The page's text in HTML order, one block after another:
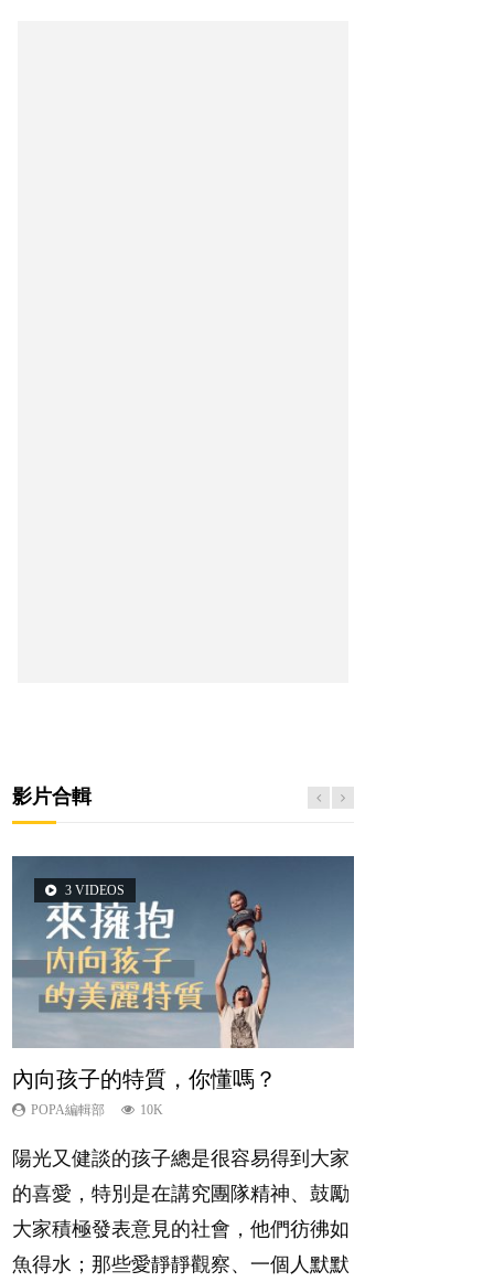
影片合輯
3 VIDEOS
內向孩子的特質，你懂嗎？
POPA編輯部 10K
陽光又健談的孩子總是很容易得到大家
的喜愛，特別是在講究團隊精神、鼓勵
大家積極發表意見的社會，他們彷彿如
魚得水；那些愛靜靜觀察、一個人默默
6 VIDEOS
孩子能力天注定？
POPA編輯部 7.9K
很多父母都希望孩子係個「叻仔叻
女」，學業別太差，日常自理井井有
條。這樣的孩子是萬中無一，還是魚與
熊掌，不能兼得？...
6 VIDEOS
愛孩子也別忘了愛自己，父母如何
關顧自己的身心靈？
照顧孩子衣食住行、陪同兒女應對功課
測驗，還要陪玩製造親子時間，尚要處
理家中雜項要務……當父母的，有千百
5 VIDEOS
夫妻必看！經營婚姻，沒捷徑
POPA編輯部 22.9K
你是不是也曾經以為只要跟相愛的人結
婚，就自然能走到白頭，但生了孩子卻
發現事情不如你所料？ 經營婚姻，不
如我們想像的簡單，卻也不是大家說得
2 VIDEOS
想孩子學好外語，點做好？
POPA編輯部 9.9K
有人話學多種語言越早開始越好，有人
卻說一時間太多語言，會令孩子感到混
淆，到底誰是誰非？聽聽專家怎樣說，
解開語言學習的迷思～...